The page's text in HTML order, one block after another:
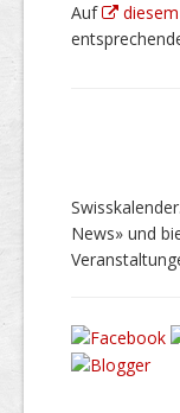
Auf
News» und